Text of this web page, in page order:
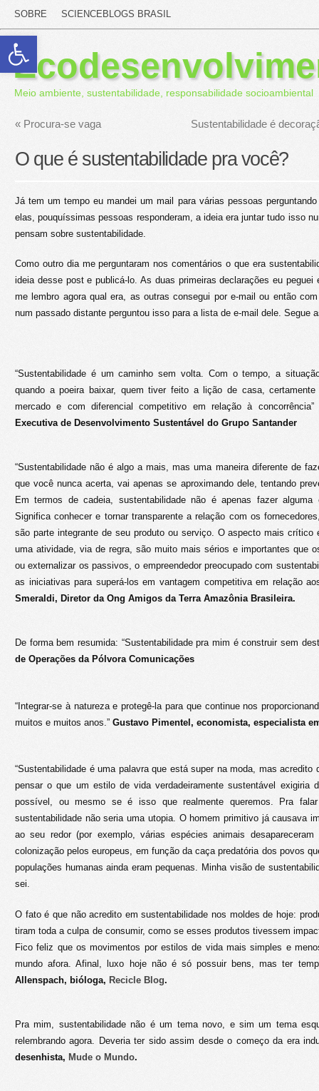
Abrir a barra de ferramentas
SOBRE SCIENCEBLOGS BRASIL
Meio ambiente, sustentabilidade, responsabilidade socioambiental
« Procura-se vaga Sustentabilidade é
O que é sustentabilidade pra você?
Já tem um tempo eu mandei um mail para várias pessoas
elas, pouquíssimas pessoas responderam, a ideia era juntar tudo isso
pensam sobre sustentabilidade.
Como outro dia me perguntaram nos comentários o que era
ideia desse post e publicá-lo. As duas primeiras declarações eu peguei
me lembro agora qual era, as outras consegui por e-mail ou então
num passado distante perguntou isso para a lista de e-mail dele. Segue
“Sustentabilidade é um caminho sem volta. Com o tempo, a
quando a poeira baixar, quem tiver feito a lição de casa, certamente
mercado e com diferencial competitivo em relação à concorrência”
Executiva de Desenvolvimento Sustentável do Grupo Santander
“Sustentabilidade não é algo a mais, mas uma maneira diferente de
que você nunca acerta, vai apenas se aproximando dele, tentando
Em termos de cadeia, sustentabilidade não é apenas fazer
Significa conhecer e tornar transparente a relação com os
são parte integrante de seu produto ou serviço. O aspecto mais crítico
uma atividade, via de regra, são muito mais sérios e importantes que
ou externalizar os passivos, o empreendedor preocupado com
as iniciativas para superá-los em vantagem competitiva em relação
Smeraldi, Diretor da Ong Amigos da Terra Amazônia Brasileira.
De forma bem resumida: “Sustentabilidade pra mim é construir sem
de Operações da Pólvora Comunicações
“Integrar-se à natureza e protegê-la para que continue nos
muitos e muitos anos.” Gustavo Pimentel, economista, especialista
“Sustentabilidade é uma palavra que está super na moda, mas acredito
pensar o que um estilo de vida verdadeiramente sustentável
possível, ou mesmo se é isso que realmente queremos. Pra
sustentabilidade não seria uma utopia. O homem primitivo já causava
ao seu redor (por exemplo, várias espécies animais
colonização pelos europeus, em função da caça predatória dos povos
populações humanas ainda eram pequenas. Minha visão de
sei.
O fato é que não acredito em sustentabilidade nos moldes de hoje:
tiram toda a culpa de consumir, como se esses produtos tivessem
Fico feliz que os movimentos por estilos de vida mais simples e
mundo afora. Afinal, luxo hoje não é só possuir bens, mas ter
Allenspach, bióloga, Recicle Blog.
Pra mim, sustentabilidade não é um tema novo, e sim um tema
relembrando agora. Deveria ter sido assim desde o começo da era
desenhista, Mude o Mundo.